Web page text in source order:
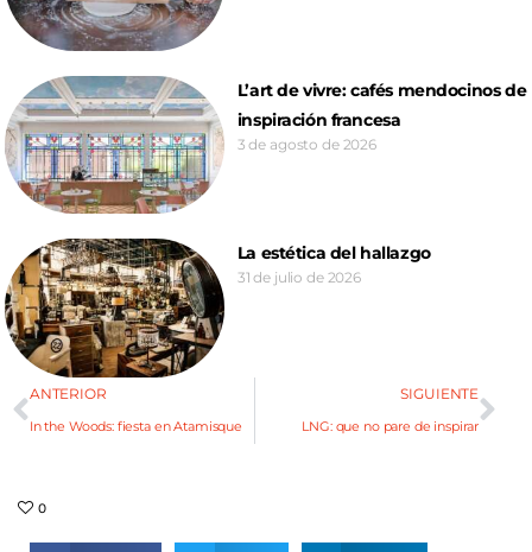
L’art de vivre: cafés mendocinos de
inspiración francesa
3 de agosto de 2026
La estética del hallazgo
31 de julio de 2026
ANTERIOR
In the Woods: fiesta en Atamisque
SIGUIENTE
LNG: que no pare de inspirar
0